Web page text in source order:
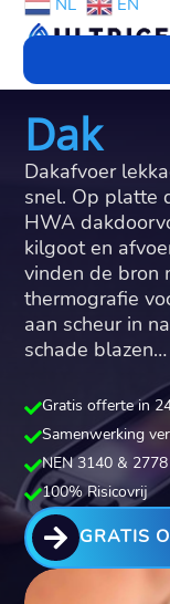
NL EN
Dak
Dakafvoer
snel.​ Op platte
HWA
kilgoot en
vinden de bron
thermografie
aan scheur in
schade blazen…
Gratis offerte in
Samenwerking
NEN 3140 &
100% Risicovrij
 GRATIS